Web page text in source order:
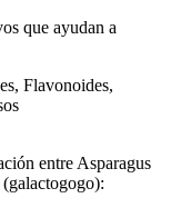
que ayudan a
Flavonoides,
entre Asparagus